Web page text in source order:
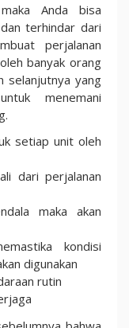
Anda bisa
terhindar dari
perjalanan
banyak orang
selanjutnya yang
menemani
setiap unit oleh
dari perjalanan
maka akan
kondisi
digunakan
rutin